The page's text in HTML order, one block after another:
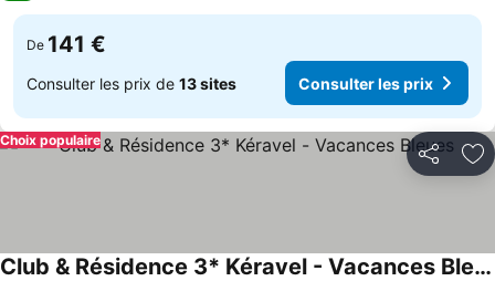
De 141 €
Consulter les prix de 13 sites Consulter les prix
Partager
Choix populaire
Club & Résidence 3* Kéravel - Vacances Bleues